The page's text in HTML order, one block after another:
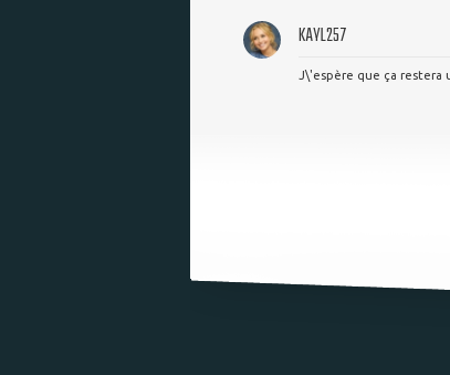
KAYL257
J\'espère que ça restera